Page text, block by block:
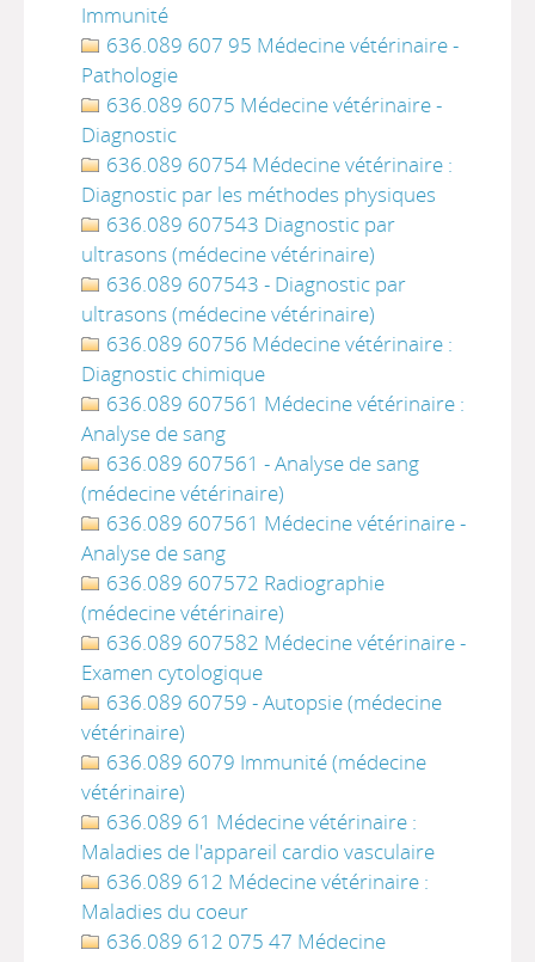
Immunité
636.089 607 95 Médecine vétérinaire -
Pathologie
636.089 6075 Médecine vétérinaire -
Diagnostic
636.089 60754 Médecine vétérinaire :
Diagnostic par les méthodes physiques
636.089 607543 Diagnostic par
ultrasons (médecine vétérinaire)
636.089 607543 - Diagnostic par
ultrasons (médecine vétérinaire)
636.089 60756 Médecine vétérinaire :
Diagnostic chimique
636.089 607561 Médecine vétérinaire :
Analyse de sang
636.089 607561 - Analyse de sang
(médecine vétérinaire)
636.089 607561 Médecine vétérinaire -
Analyse de sang
636.089 607572 Radiographie
(médecine vétérinaire)
636.089 607582 Médecine vétérinaire -
Examen cytologique
636.089 60759 - Autopsie (médecine
vétérinaire)
636.089 6079 Immunité (médecine
vétérinaire)
636.089 61 Médecine vétérinaire :
Maladies de l'appareil cardio vasculaire
636.089 612 Médecine vétérinaire :
Maladies du coeur
636.089 612 075 47 Médecine